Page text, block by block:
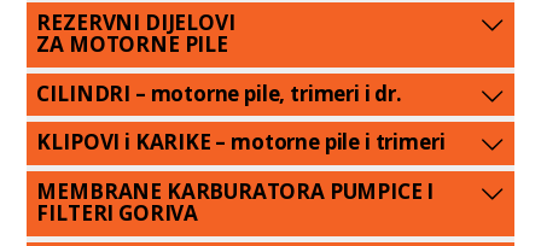
REZERVNI DIJELOVI
ZA MOTORNE PILE
CILINDRI – motorne pile, trimeri i dr.
KLIPOVI i KARIKE – motorne pile i trimeri
MEMBRANE KARBURATORA PUMPICE I
FILTERI GORIVA